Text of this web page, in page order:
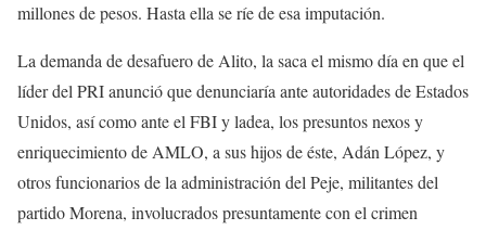
millones de pesos. Hasta ella se ríe de esa imputación.
La demanda de desafuero de Alito, la saca el mismo día en que el
líder del PRI anunció que denunciaría ante autoridades de Estados
Unidos, así como ante el FBI y ladea, los presuntos nexos y
enriquecimiento de AMLO, a sus hijos de éste, Adán López, y
otros funcionarios de la administración del Peje, militantes del
partido Morena, involucrados presuntamente con el crimen